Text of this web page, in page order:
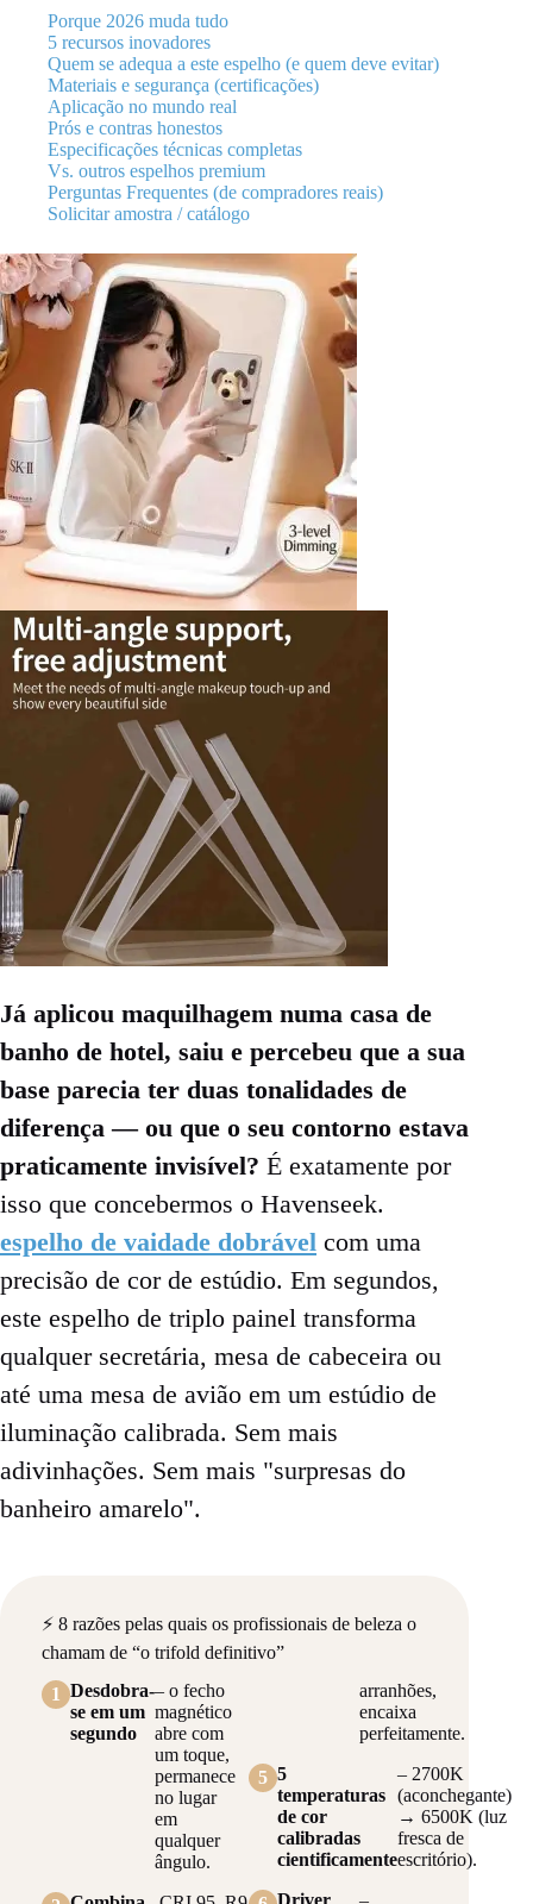
Porque 2026 muda tudo
5 recursos inovadores
Quem se adequa a este espelho (e quem deve evitar)
Materiais e segurança (certificações)
Aplicação no mundo real
Prós e contras honestos
Especificações técnicas completas
Vs. outros espelhos premium
Perguntas Frequentes (de compradores reais)
Solicitar amostra / catálogo
Já aplicou maquilhagem numa casa de
banho de hotel, saiu e percebeu que a sua
base parecia ter duas tonalidades de
diferença — ou que o seu contorno estava
praticamente invisível? É exatamente por
isso que concebermos o Havenseek.
espelho de vaidade dobrável com uma
precisão de cor de estúdio. Em segundos,
este espelho de triplo painel transforma
qualquer secretária, mesa de cabeceira ou
até uma mesa de avião em um estúdio de
iluminação calibrada. Sem mais
adivinhações. Sem mais "surpresas do
banheiro amarelo".
⚡ 8 razões pelas quais os profissionais de beleza o
chamam de “o trifold definitivo”
1 Desdobra-
se em um
segundo
– o fecho
magnético
abre com
um toque,
permanece
no lugar
em
qualquer
ângulo.
arranhões,
encaixa
perfeitamente.
5 5
temperaturas
de cor
calibradas
cientificamente
– 2700K
(aconchegante)
→ 6500K (luz
fresca de
escritório).